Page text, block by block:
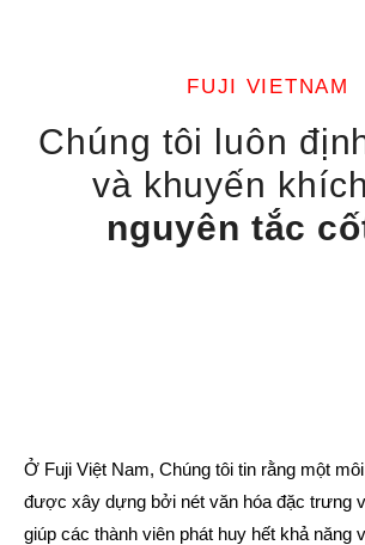
FUJI VIETNAM
Chúng tôi luôn
và khuyến khích
nguyên tắc
Ở Fuji Việt Nam, Chúng tôi tin rằng một
được xây dựng bởi nét văn hóa đặc trưng
giúp các thành viên phát huy hết khả năng